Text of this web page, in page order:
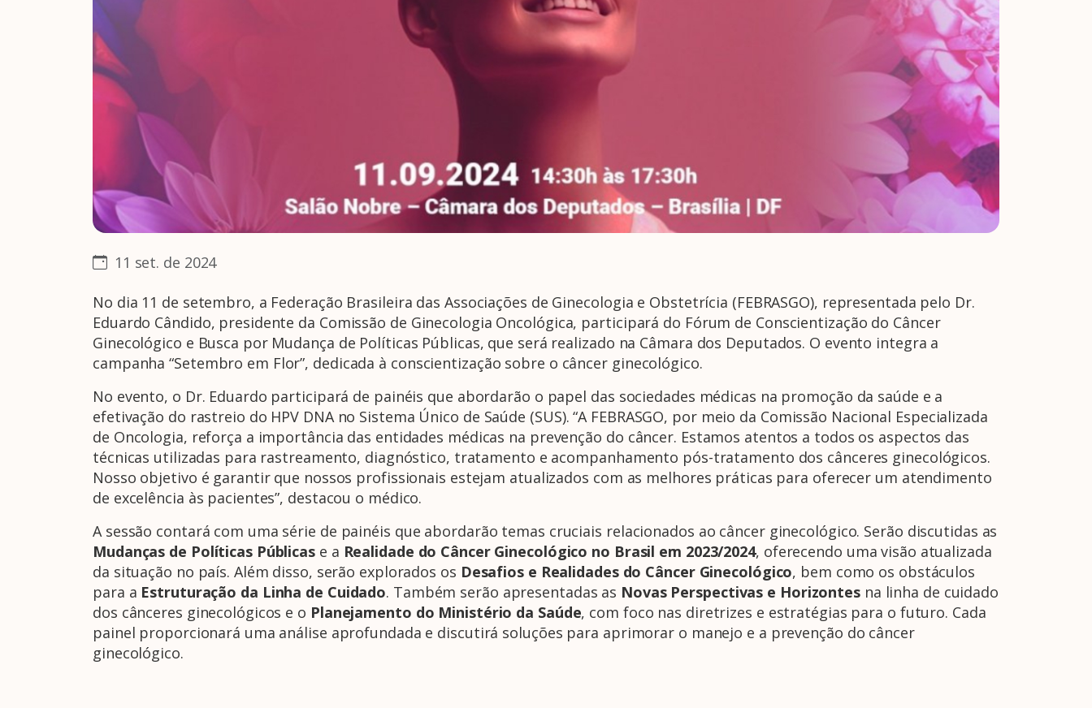
11 set. de 2024
No dia 11 de setembro, a Federação Brasileira das Associações de Ginecologia e Obstetrícia (FEBRASGO), representada pelo Dr.
Eduardo Cândido, presidente da Comissão de Ginecologia Oncológica, participará do Fórum de Conscientização do Câncer
Ginecológico e Busca por Mudança de Políticas Públicas, que será realizado na Câmara dos Deputados. O evento integra a
campanha “Setembro em Flor”, dedicada à conscientização sobre o câncer ginecológico.
No evento, o Dr. Eduardo participará de painéis que abordarão o papel das sociedades médicas na promoção da saúde e a
efetivação do rastreio do HPV DNA no Sistema Único de Saúde (SUS). “A FEBRASGO, por meio da Comissão Nacional Especializada
de Oncologia, reforça a importância das entidades médicas na prevenção do câncer. Estamos atentos a todos os aspectos das
técnicas utilizadas para rastreamento, diagnóstico, tratamento e acompanhamento pós-tratamento dos cânceres ginecológicos.
Nosso objetivo é garantir que nossos profissionais estejam atualizados com as melhores práticas para oferecer um atendimento
de excelência às pacientes”, destacou o médico.
A sessão contará com uma série de painéis que abordarão temas cruciais relacionados ao câncer ginecológico. Serão discutidas as
Mudanças de Políticas Públicas e a Realidade do Câncer Ginecológico no Brasil em 2023/2024, oferecendo uma visão atualizada
da situação no país. Além disso, serão explorados os Desafios e Realidades do Câncer Ginecológico, bem como os obstáculos
para a Estruturação da Linha de Cuidado. Também serão apresentadas as Novas Perspectivas e Horizontesna linha de cuidado
dos cânceres ginecológicos e o Planejamento do Ministério da Saúde, com foco nas diretrizes e estratégias para o futuro. Cada
painel proporcionará uma análise aprofundada e discutirá soluções para aprimorar o manejo e a prevenção do câncer
ginecológico.